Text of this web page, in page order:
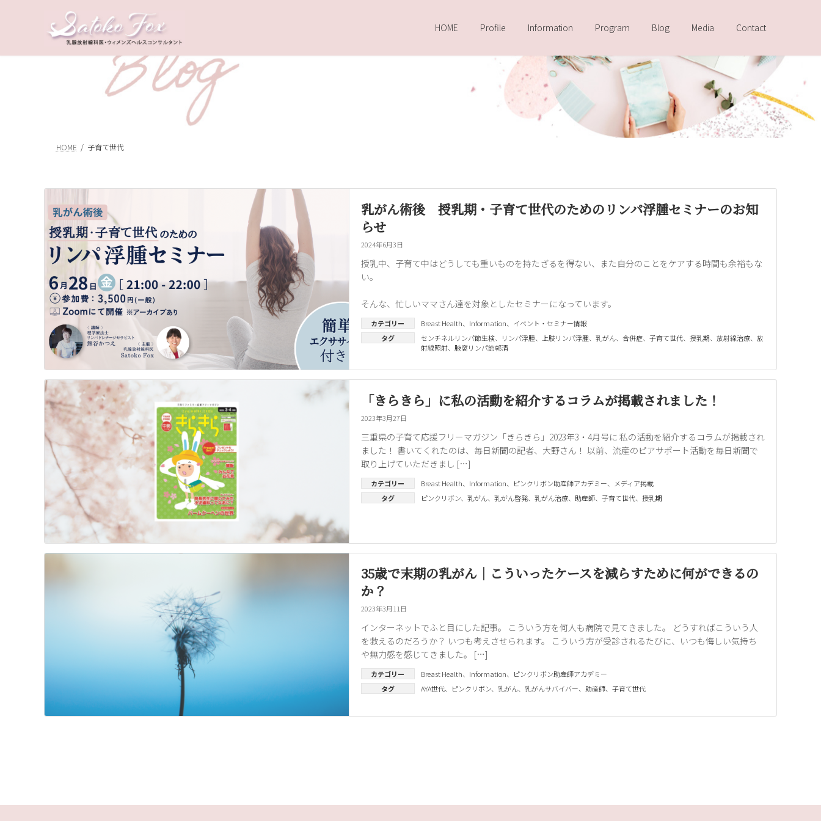
ツ
シ
HOME Profile Information Program Blog Media Contact
HOME 子育て世代
乳がん術後 授乳期・子育て世代のためのリンパ浮腫セミナーのお知
らせ
2024年6月3日
授乳中、子育て中はどうしても重いものを持たざるを得ない、また自分のことをケアする時間も余裕もな
い。
そんな、忙しいママさん達を対象としたセミナーになっています。
カテゴリー Breast Health、 Information、 イベント・セミナー情報
タグ
センチネルリンパ節生検、 リンパ浮腫、 上肢リンパ浮腫、 乳がん、 合併症、 子育て世代、 授乳期、 放射線治療、 放
射線照射、 腋窩リンパ節郭清
「きらきら」に私の活動を紹介するコラムが掲載されました！
2023年3月27日
三重県の子育て応援フリーマガジン「きらきら」2023年3・4月号に 私の活動を紹介するコラムが掲載され
ました！ 書いてくれたのは、毎日新聞の記者、大野さん！ 以前、流産のピアサポート活動を毎日新聞で
取り上げていただきまし […]
カテゴリー Breast Health、 Information、 ピンクリボン助産師アカデミー、
メディア掲載
タグ
ピンクリボン、 乳がん、 乳がん啓発、 乳がん治療、 助産師、 子育て世代、 授乳期
35歳で末期の乳がん｜こういったケースを減らすために何ができるの
か？
2023年3月11日
インターネットでふと目にした記事。 こういう方を何人も病院で見てきました。 どうすればこういう人
を救えるのだろうか？ いつも考えさせられます。 こういう方が受診されるたびに、いつも悔しい気持ち
や無力感を感じてきました。 […]
カテゴリー Breast Health、 Information、 ピンクリボン助産師アカデミー
タグ
AYA世代、 ピンクリボン、 乳がん、 乳がんサバイバー、 助産師、 子育て世代